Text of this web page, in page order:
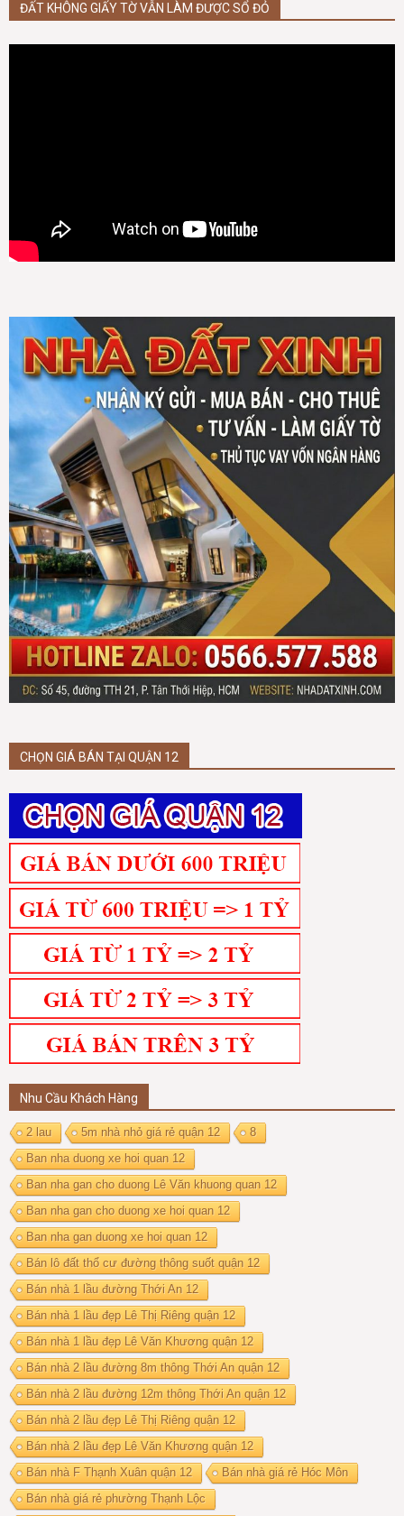
ĐẤT KHÔNG GIẤY TỜ VẪN LÀM ĐƯỢC SỔ ĐỎ
CHỌN GIÁ BÁN TẠI QUẬN 12
Nhu Cầu Khách Hàng
2 lau 5m nhà nhỏ giá rẻ quận 12
8
Ban nha duong xe hoi quan 12
Ban nha gan cho duong Lê Văn khuong quan 12
Ban nha gan cho duong xe hoi quan 12
Ban nha gan duong xe hoi quan 12
Bán lô đất thổ cư đường thông suốt quận 12
Bán nhà 1 lầu đường Thới An 12
Bán nhà 1 lầu đẹp Lê Thị Riêng quận 12
Bán nhà 1 lầu đẹp Lê Văn Khương quận 12
Bán nhà 2 lầu đường 8m thông Thới An quận 12
Bán nhà 2 lầu đường 12m thông Thới An quận 12
Bán nhà 2 lầu đẹp Lê Thị Riêng quận 12
Bán nhà 2 lầu đẹp Lê Văn Khương quận 12
Bán nhà F Thạnh Xuân quận 12
Bán nhà giá rẻ Hóc Môn
Bán nhà giá rẻ phường Thạnh Lộc